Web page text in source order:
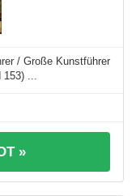
/ Große Kunstführer
...
»